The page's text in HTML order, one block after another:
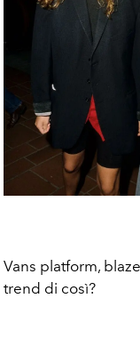
Vans platform,
trend di così?